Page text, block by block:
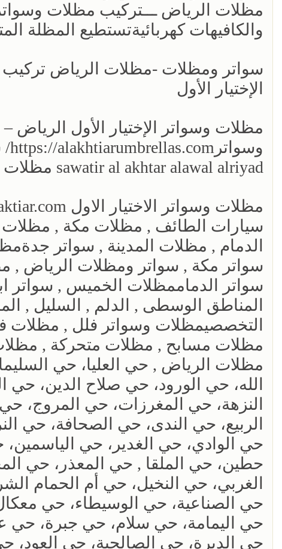
مظلات الرياض ـــتركيب مظلات
والكافيهات كهربائيةتستطيع المظلة
سواتر ومظلات -مظلات الرياض
الإختيار الأول
مظلات وسواتر الإختيار الأول
sawatir al akhtar alawal alriyad مظلات وسواتر
سيارات الطائف , مظلات مكة ,
الدمام , مظلات المدينة , سواتر
سواتر مكة , سواتر ومظلات الرياض ,
سواتر الدماممظلات الخميس , سواتر
المناطق الوسطى , الدلم , السليل ,
التخصصيمظلات وسواتر فلل ,
مظلات مسابح , مظلات متحركة ,
مظلات الرياض , حي العليا، حي
الله، حي الورود، حي صلاح الدين،
النزهة، حي المغرزات، حي المروج،
الربيع، حي الندى، حي الصحافة، حي
حي الوادي، حي الغدير، حي
حطين، حي الملقا , حي المعذر، حي
الغربي، حي النخيل، حي أم الحمام
حي الصناعية، حي الوسيطاء، حي
حي اليمامة، حي سلام، حي جبرة، حي
حي الديرة، حي الصالحية، حي العود،